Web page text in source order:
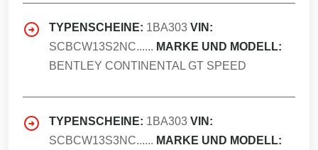
TYPENSCHEINE: 1BA303 VIN:
SCBCW13S2NC...... MARKE UND MODELL:
BENTLEY CONTINENTAL GT SPEED
TYPENSCHEINE: 1BA303 VIN:
SCBCW13S3NC...... MARKE UND MODELL: